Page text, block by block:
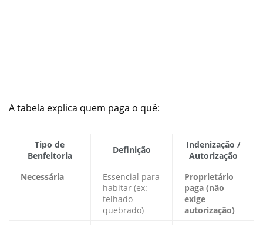
A tabela explica quem paga o quê:
Tipo de
Benfeitoria
Definição
Indenização /
Autorização
Necessária
Essencial para
habitar (ex:
telhado
quebrado)
Proprietário
paga (não
exige
autorização)